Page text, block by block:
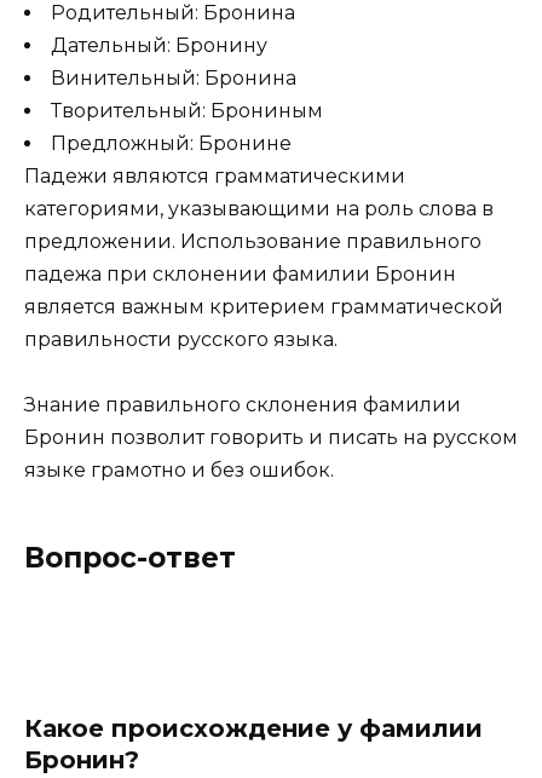
Родительный: Бронина
Дательный: Бронину
Винительный: Бронина
Творительный: Брониным
Предложный: Бронине
Падежи являются грамматическими
категориями, указывающими на роль слова в
предложении. Использование правильного
падежа при склонении фамилии Бронин
является важным критерием грамматической
правильности русского языка.
Знание правильного склонения фамилии
Бронин позволит говорить и писать на русском
языке грамотно и без ошибок.
Вопрос-ответ
Какое происхождение у фамилии
Бронин?